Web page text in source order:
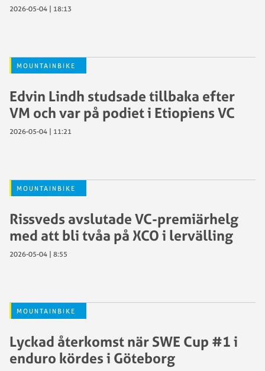
2026-05-04 | 18:13
MOUNTAINBIKE
Edvin Lindh studsade tillbaka efter
VM och var på podiet i Etiopiens VC
2026-05-04 | 11:21
MOUNTAINBIKE
Rissveds avslutade VC-premiärhelg
med att bli tvåa på XCO i lervälling
2026-05-04 | 8:55
MOUNTAINBIKE
Lyckad återkomst när SWE Cup #1 i
enduro kördes i Göteborg